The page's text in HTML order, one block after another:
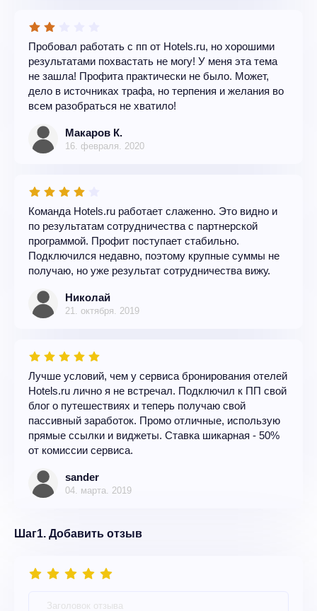
Пробовал работать с пп от Hotels.ru, но хорошими
результатами похвастать не могу! У меня эта тема
не зашла! Профита практически не было. Может,
дело в источниках трафа, но терпения и желания во
всем разобраться не хватило!
Макаров К.
16. февраля. 2020
Команда Hotels.ru работает слаженно. Это видно и
по результатам сотрудничества с партнерской
программой. Профит поступает стабильно.
Подключился недавно, поэтому крупные суммы не
получаю, но уже результат сотрудничества вижу.
Николай
21. октября. 2019
Лучше условий, чем у сервиса бронирования отелей
Hotels.ru лично я не встречал. Подключил к ПП свой
блог о путешествиях и теперь получаю свой
пассивный заработок. Промо отличные, использую
прямые ссылки и виджеты. Ставка шикарная - 50%
от комиссии сервиса.
sander
04. марта. 2019
Шаг1. Добавить отзыв